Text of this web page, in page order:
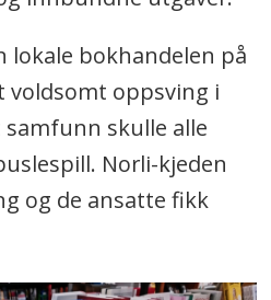
lokale bokhandelen på
voldsomt oppsving i
skulle alle
Norli-kjeden
og de ansatte fikk